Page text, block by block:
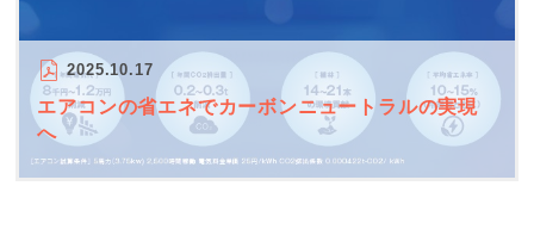
2025.10.17
エアコンの省エネでカーボンニュートラルの実現
へ